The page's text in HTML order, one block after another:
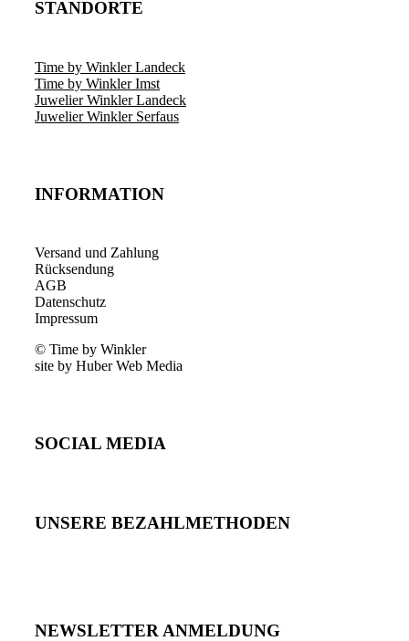
STANDORTE
Time by Winkler Landeck
Time by Winkler Imst
Juwelier Winkler Landeck
Juwelier Winkler Serfaus
INFORMATION
Versand und Zahlung
Rücksendung
AGB
Datenschutz
Impressum
© Time by Winkler
site by Huber Web Media
SOCIAL MEDIA
UNSERE BEZAHLMETHODEN
NEWSLETTER ANMELDUNG